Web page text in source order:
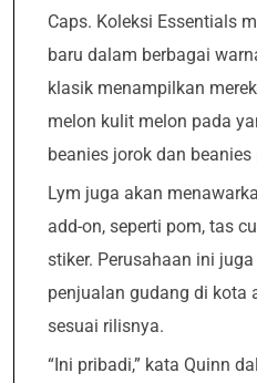
Caps. Koleksi Essentials
baru dalam berbagai
klasik menampilkan
melon kulit melon pada
beanies jorok dan beanies
Lym juga akan
add-on, seperti pom, tas
stiker. Perusahaan ini
penjualan gudang di kota
sesuai rilisnya.
“Ini pribadi,” kata Quinn